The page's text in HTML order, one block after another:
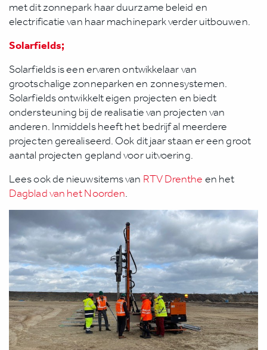
met dit zonnepark haar duurzame beleid en
electrificatie van haar machinepark verder uitbouwen.
Solarfields;
Solarfields is een ervaren ontwikkelaar van
grootschalige zonneparken en zonnesystemen.
Solarfields ontwikkelt eigen projecten en biedt
ondersteuning bij de realisatie van projecten van
anderen. Inmiddels heeft het bedrijf al meerdere
projecten gerealiseerd. Ook dit jaar staan er een groot
aantal projecten gepland voor uitvoering.
Lees ook de nieuwsitems van RTV Drenthe en het
Dagblad van het Noorden.